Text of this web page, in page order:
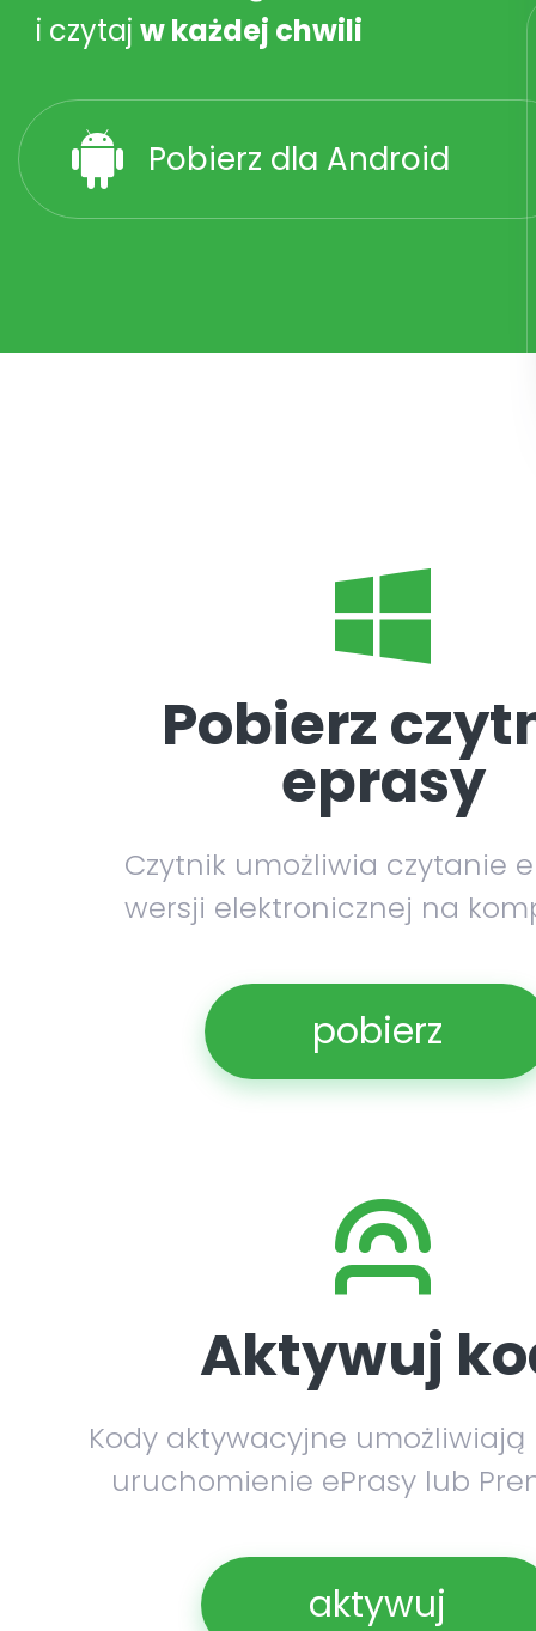
i czytaj w każdej chwili
Pobierz dla Android
Pobierz
eprasy
Czytnik umożliwia czytanie
wersji elektronicznej na
pobierz
Aktywuj
Kody aktywacyjne umożliwiają
uruchomienie ePrasy lub
aktywuj